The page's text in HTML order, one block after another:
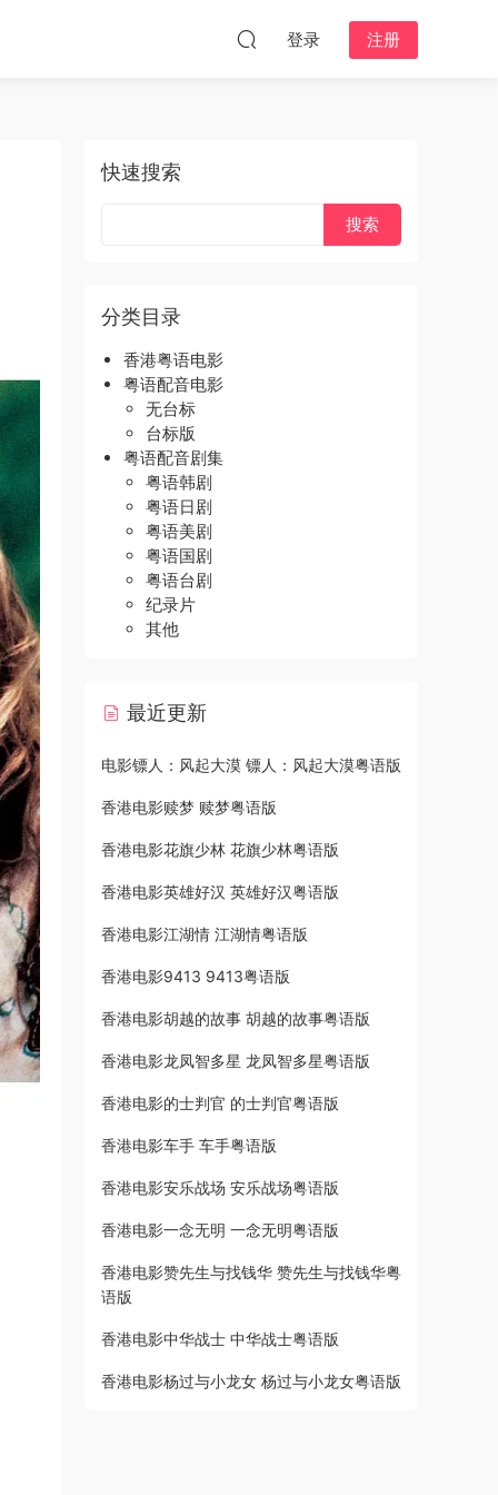
登录 注册
快速搜索
分类目录
香港粤语电影
粤语配音电影
无台标
台标版
粤语配音剧集
粤语韩剧
粤语日剧
粤语美剧
粤语国剧
粤语台剧
纪录片
其他
最近更新
电影镖人：风起大漠 镖人：风起大漠粤语版
香港电影赎梦 赎梦粤语版
香港电影花旗少林 花旗少林粤语版
香港电影英雄好汉 英雄好汉粤语版
香港电影江湖情 江湖情粤语版
香港电影9413 9413粤语版
香港电影胡越的故事 胡越的故事粤语版
香港电影龙凤智多星 龙凤智多星粤语版
香港电影的士判官 的士判官粤语版
香港电影车手 车手粤语版
香港电影安乐战场 安乐战场粤语版
香港电影一念无明 一念无明粤语版
香港电影赞先生与找钱华 赞先生与找钱华粤
语版
香港电影中华战士 中华战士粤语版
香港电影杨过与小龙女 杨过与小龙女粤语版